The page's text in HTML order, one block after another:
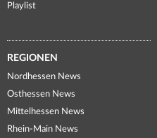
Playlist
REGIONEN
Nordhessen News
Osthessen News
Mittelhessen News
Rhein-Main News